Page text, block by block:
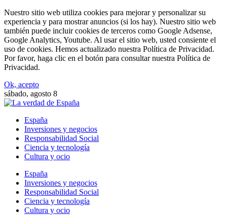
Nuestro sitio web utiliza cookies para mejorar y personalizar su
experiencia y para mostrar anuncios (si los hay). Nuestro sitio web
también puede incluir cookies de terceros como Google Adsense,
Google Analytics, Youtube. Al usar el sitio web, usted consiente el
uso de cookies. Hemos actualizado nuestra Política de Privacidad.
Por favor, haga clic en el botón para consultar nuestra Política de
Privacidad.
Ok, acepto
sábado, agosto 8
España
Inversiones y negocios
Responsabilidad Social
Ciencia y tecnología
Cultura y ocio
España
Inversiones y negocios
Responsabilidad Social
Ciencia y tecnología
Cultura y ocio